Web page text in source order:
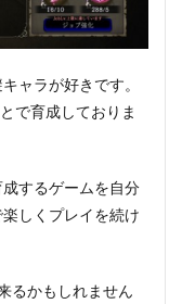
ャラが好きです。
で育成しておりま
するゲームを自分
しくプレイを続け
るかもしれません